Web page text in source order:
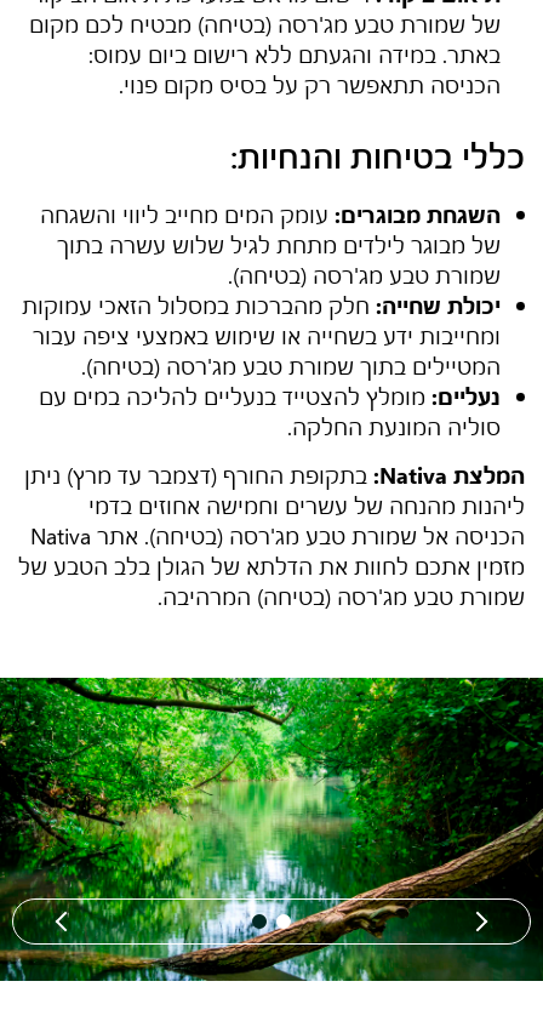
של שמורת טבע מג'רסה (בטיחה) מבטיח לכם מקום
באתר. במידה והגעתם ללא רישום ביום עמוס:
הכניסה תתאפשר רק על בסיס מקום פנוי.
כללי בטיחות והנחיות:
השגחת מבוגרים: עומק המים מחייב ליווי והשגחה
של מבוגר לילדים מתחת לגיל שלוש עשרה בתוך
שמורת טבע מג'רסה (בטיחה).
יכולת שחייה: חלק מהברכות במסלול הזאכי עמוקות
ומחייבות ידע בשחייה או שימוש באמצעי ציפה עבור
המטיילים בתוך שמורת טבע מג'רסה (בטיחה).
נעליים: מומלץ להצטייד בנעליים להליכה במים עם
סוליה המונעת החלקה.
המלצת Nativa:
בתקופת החורף (דצמבר עד מרץ) ניתן
ליהנות מהנחה של עשרים וחמישה אחוזים בדמי
הכניסה אל שמורת טבע מג'רסה (בטיחה)
. אתר Nativa
מזמין אתכם לחוות את הדלתא של הגולן בלב הטבע של
שמורת טבע מג'רסה (בטיחה) המרהיבה.